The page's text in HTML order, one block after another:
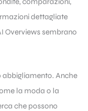
dettagliate
Overviews sembrano
abbigliamento. Anche
la moda o la
che possono